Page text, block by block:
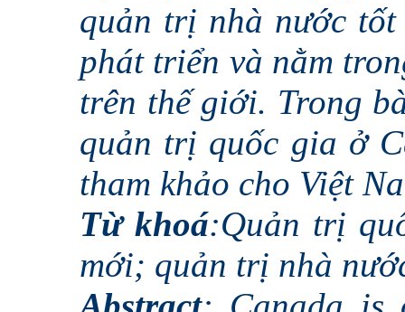
quản trị nhà nước
phát triển và nằm
trên thế giới. Trong
quản trị quốc gia ở
tham khảo cho Việt
Từ khoá:Quản trị
mới; quản trị nhà